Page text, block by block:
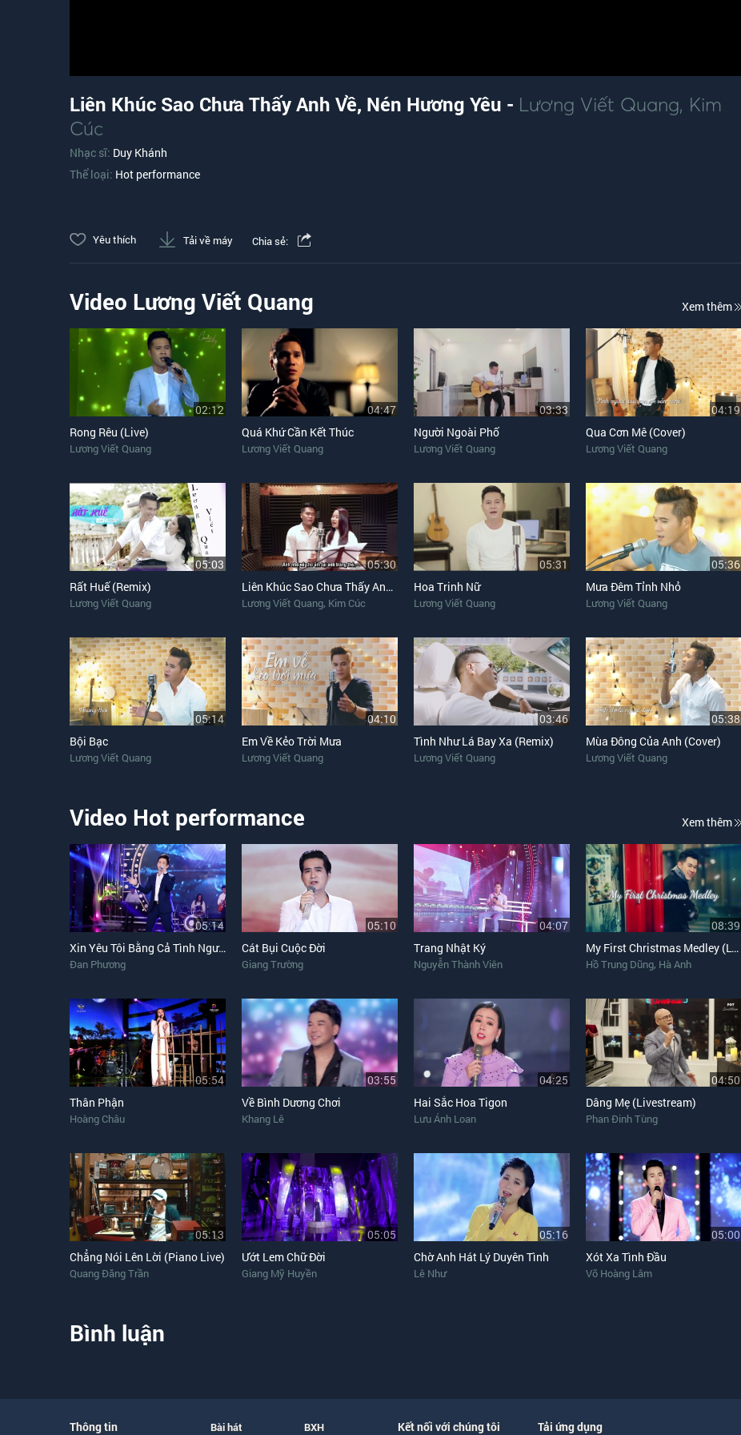
Liên Khúc Sao Chưa Thấy Anh Về, Nén Hương Yêu - Lương Viết Quang, Kim
Cúc
Nhạc sĩ: Duy Khánh
Thể loại: Hot performance
Yêu thích Tải về máy Chia sẻ:
Video Lương Viết Quang Xem thêm
02:12
Rong Rêu (Live)
Lương Viết Quang
04:47
Quá Khứ Cần Kết Thúc
Lương Viết Quang
03:33
Người Ngoài Phố
Lương Viết Quang
04:19
Qua Cơn Mê (Cover)
Lương Viết Quang
05:03
Rất Huế (Remix)
Lương Viết Quang
05:30
Liên Khúc Sao Chưa Thấy Anh Về, Nén Hương Yêu
Lương Viết Quang, Kim Cúc
05:31
Hoa Trinh Nữ
Lương Viết Quang
05:36
Mưa Đêm Tỉnh Nhỏ
Lương Viết Quang
05:14
Bội Bạc
Lương Viết Quang
04:10
Em Về Kẻo Trời Mưa
Lương Viết Quang
03:46
Tình Như Lá Bay Xa (Remix)
Lương Viết Quang
05:38
Mùa Đông Của Anh (Cover)
Lương Viết Quang
Video Hot performance Xem thêm
05:14
Xin Yêu Tôi Bằng Cả Tình Người
Đan Phương
05:10
Cát Bụi Cuộc Đời
Giang Trường
04:07
Trang Nhật Ký
Nguyễn Thành Viên
08:39
My First Christmas Medley (Lyric)
Hồ Trung Dũng, Hà Anh
05:54
Thân Phận
Hoàng Châu
03:55
Về Bình Dương Chơi
Khang Lê
04:25
Hai Sắc Hoa Tigon
Lưu Ánh Loan
04:50
Dâng Mẹ (Livestream)
Phan Đinh Tùng
05:13
Chẳng Nói Lên Lời (Piano Live)
Quang Đăng Trần
05:05
Ướt Lem Chữ Đời
Giang Mỹ Huyền
05:16
Chờ Anh Hát Lý Duyên Tình
Lê Như
05:00
Xót Xa Tình Đầu
Võ Hoàng Lâm
Bình luận
Thông tin Bài hát BXH Kết nối với chúng tôi Tải ứng dụng